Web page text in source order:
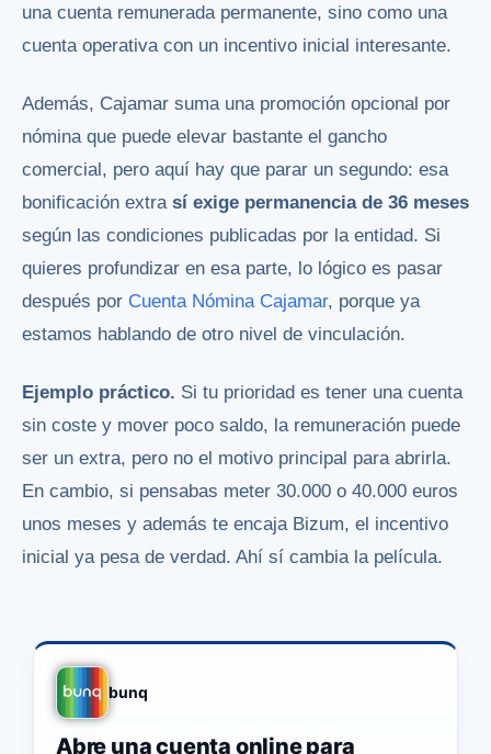
una cuenta remunerada permanente, sino como una
cuenta operativa con un incentivo inicial interesante.
Además, Cajamar suma una promoción opcional por
nómina que puede elevar bastante el gancho
comercial, pero aquí hay que parar un segundo: esa
bonificación extra sí exige permanencia de 36 meses
según las condiciones publicadas por la entidad. Si
quieres profundizar en esa parte, lo lógico es pasar
después por Cuenta Nómina Cajamar, porque ya
estamos hablando de otro nivel de vinculación.
Ejemplo práctico. Si tu prioridad es tener una cuenta
sin coste y mover poco saldo, la remuneración puede
ser un extra, pero no el motivo principal para abrirla.
En cambio, si pensabas meter 30.000 o 40.000 euros
unos meses y además te encaja Bizum, el incentivo
inicial ya pesa de verdad. Ahí sí cambia la película.
bunq
Abre una cuenta online para